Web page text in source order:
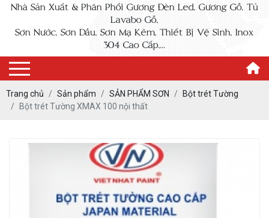
Nhà Sản Xuất & Phân Phối Gương Đèn Led, Gương Gỗ, Tủ
Lavabo Gỗ,
Sơn Nước, Sơn Dầu, Sơn Mạ Kẽm, Thiết Bị Vệ Sinh, Inox
304 Cao Cấp,...
Trang chủ Sản phẩm SẢN PHẨM SƠN
Bột trét Tường
Bột trét Tường XMAX 100 nội thất